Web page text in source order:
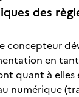
des
concepteur
en
quant à elles
numérique